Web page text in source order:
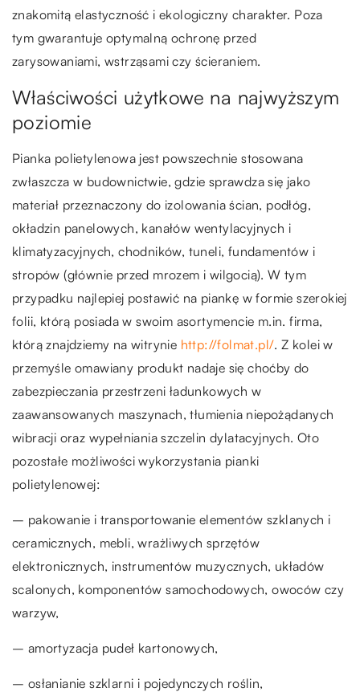
znakomitą elastyczność i ekologiczny charakter. Poza
tym gwarantuje optymalną ochronę przed
zarysowaniami, wstrząsami czy ścieraniem.
Właściwości użytkowe na najwyższym
poziomie
Pianka polietylenowa jest powszechnie stosowana
zwłaszcza w budownictwie, gdzie sprawdza się jako
materiał przeznaczony do izolowania ścian, podłóg,
okładzin panelowych, kanałów wentylacyjnych i
klimatyzacyjnych, chodników, tuneli, fundamentów i
stropów (głównie przed mrozem i wilgocią). W tym
przypadku najlepiej postawić na piankę w formie szerokiej
folii, którą posiada w swoim asortymencie m.in. firma,
którą znajdziemy na witrynie http://folmat.pl/. Z kolei w
przemyśle omawiany produkt nadaje się choćby do
zabezpieczania przestrzeni ładunkowych w
zaawansowanych maszynach, tłumienia niepożądanych
wibracji oraz wypełniania szczelin dylatacyjnych. Oto
pozostałe możliwości wykorzystania pianki
polietylenowej:
– pakowanie i transportowanie elementów szklanych i
ceramicznych, mebli, wrażliwych sprzętów
elektronicznych, instrumentów muzycznych, układów
scalonych, komponentów samochodowych, owoców czy
warzyw,
– amortyzacja pudeł kartonowych,
– osłanianie szklarni i pojedynczych roślin,